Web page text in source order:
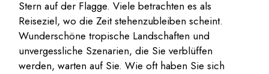
Stern auf der Flagge. Viele betrachten es als
Reiseziel, wo die Zeit stehenzubleiben scheint.
Wunderschöne tropische Landschaften und
unvergessliche Szenarien, die Sie verblüffen
werden, warten auf Sie. Wie oft haben Sie sich